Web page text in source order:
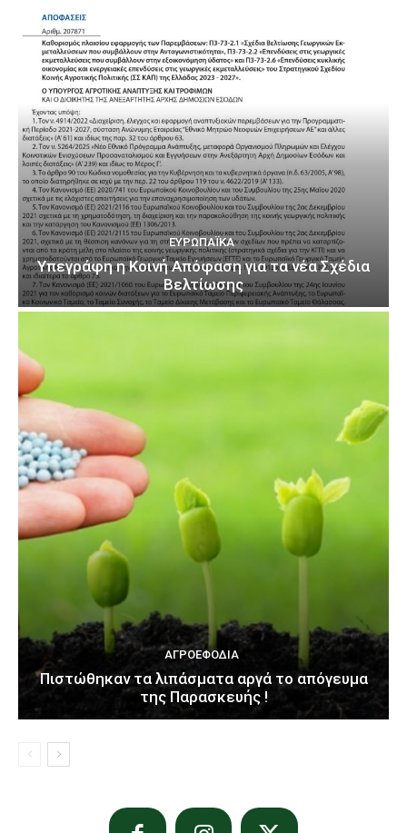
ΕΥΡΩΠΑΪΚΆ
Υπεγράφη η Κοινή Απόφαση για τα νέα Σχέδια
Βελτίωσης
ΑΓΡΟΕΦΌΔΙΑ
Πιστώθηκαν τα λιπάσματα αργά το απόγευμα
της Παρασκευής !